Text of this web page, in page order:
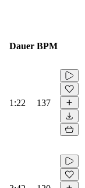
Dauer BPM
1:22 137